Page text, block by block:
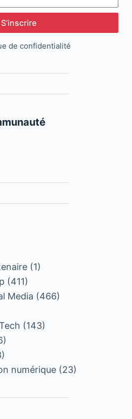
S’inscrire
de confidentialité
(1)
(411)
Media (466)
(143)
numérique(23)